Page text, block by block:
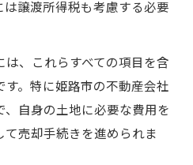
は譲渡所得税も考慮する必要
、これらすべての項目を含
。特に姫路市の不動産会社
自身の土地に必要な費用を
売却手続きを進められま